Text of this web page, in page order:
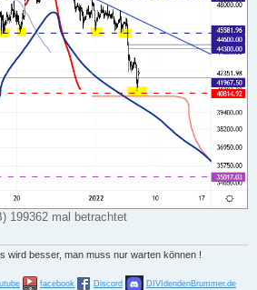
199362 mal betrachtet
wird besser, man muss nur warten können !
facebook Discord DIVIdendenBrummer.de